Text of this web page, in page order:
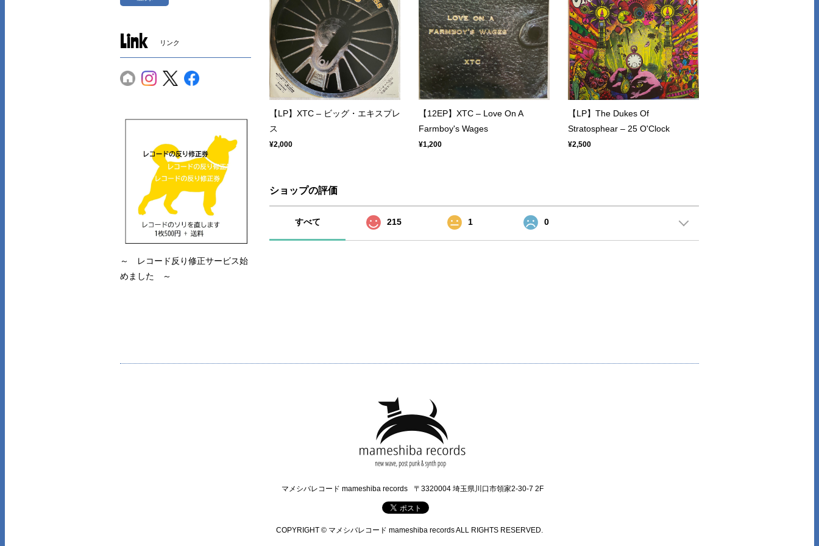
【LP】XTC ‎– ビッグ・エキスプレ
ス
¥2,000
【12EP】XTC ‎– Love On A
Farmboy's Wages
¥1,200
【LP】The Dukes Of
Stratosphear – 25 O'Clock
¥2,500
ショップの評価
すべて 215 1 0
Link リンク
～ レコード反り修正サービス始
めました ～
マメシバレコード mameshiba records 〒3320004 埼玉県川口市領家2-30-7 2F
COPYRIGHT © マメシバレコード mameshiba records ALL RIGHTS RESERVED.